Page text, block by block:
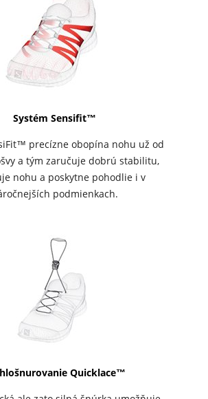
Systém Sensifit™
precízne obopína nohu už od
a tým zaručuje dobrú stabilitu,
nohu a poskytne pohodlie i v
podmienkach.
Quicklace™